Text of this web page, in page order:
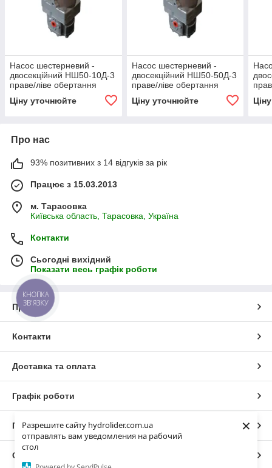
Разрешите сайту hydrolider.com.ua
отправлять вам уведомления на рабочий
стол
×
Насос шестерневий -
двосекційний НШ50-10Д-3
праве/ліве обертання
Ціну уточнюйте
Насос шестерневий -
двосекційний НШ50-50Д-3
праве/ліве обертання
Ціну уточнюйте
Про нас
93% позитивних з 14 відгуків за рік
Працює з 15.03.2013
м. Тарасовка
Київська область, Тарасовка, Україна
Контакти
Сьогодні вихідний
Показати весь графік роботи
Про нас
Контакти
Доставка та оплата
Графік роботи
Повна версія сайту
Сайт створено на маркетплейсі
КНОПКА
ЗВ'ЯЗКУ